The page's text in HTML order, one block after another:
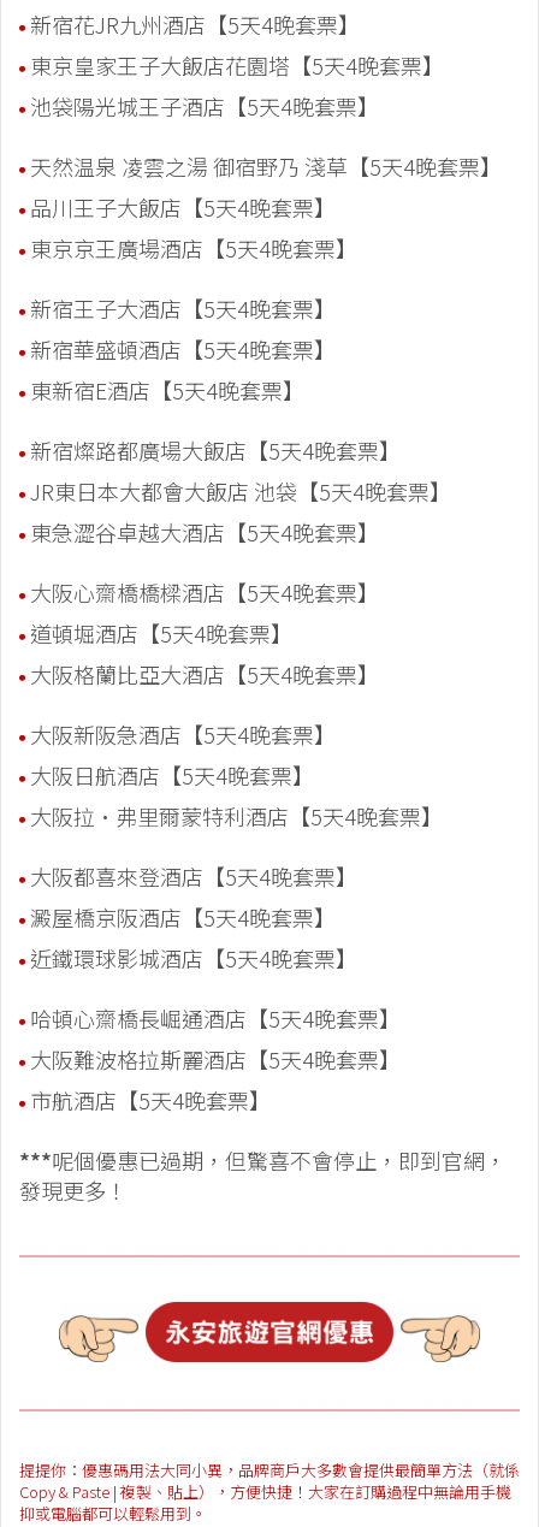
新宿花JR九州酒店【5天4晚套票】
東京皇家王子大飯店花園塔【5天4晚套票】
池袋陽光城王子酒店【5天4晚套票】
天然温泉 凌雲之湯 御宿野乃 淺草【5天4晚套票】
品川王子大飯店【5天4晚套票】
東京京王廣場酒店【5天4晚套票】
新宿王子大酒店【5天4晚套票】
新宿華盛頓酒店【5天4晚套票】
東新宿E酒店【5天4晚套票】
新宿燦路都廣場大飯店【5天4晚套票】
JR東日本大都會大飯店 池袋【5天4晚套票】
東急澀谷卓越大酒店【5天4晚套票】
大阪心齋橋橋樑酒店【5天4晚套票】
道頓堀酒店【5天4晚套票】
大阪格蘭比亞大酒店【5天4晚套票】
大阪新阪急酒店【5天4晚套票】
大阪日航酒店【5天4晚套票】
大阪拉·弗里爾蒙特利酒店【5天4晚套票】
大阪都喜來登酒店【5天4晚套票】
澱屋橋京阪酒店【5天4晚套票】
近鐵環球影城酒店【5天4晚套票】
哈頓心齋橋長崛通酒店【5天4晚套票】
大阪難波格拉斯麗酒店【5天4晚套票】
市航酒店【5天4晚套票】
***呢個優惠已過期，但驚喜不會停止，即到官網，
發現更多！
提提你：優惠碼用法大同小異，品牌商戶大多數會提供最簡單方法（就係
Copy & Paste | 複製、貼上），方便快捷！大家在訂購過程中無論用手機
抑或電腦都可以輕鬆用到。